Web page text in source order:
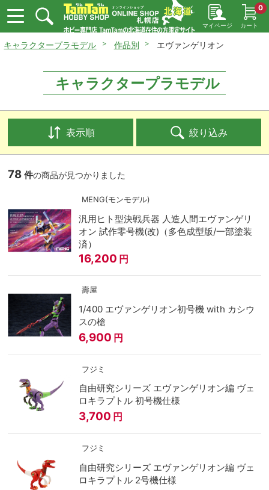
マイページ カート
0
キャラクタープラモデル 作品別 エヴァンゲリオン
キャラクタープラモデル
表示順 絞り込み
78 件の商品が見つかりました
MENG(モンモデル)
汎用ヒト型決戦兵器 人造人間エヴァンゲリ
オン 試作零号機(改)（多色成型版/一部塗装
済）
16,200 円
壽屋
1/400 エヴァンゲリオン初号機 with カシウ
スの槍
6,900 円
フジミ
自由研究シリーズ エヴァンゲリオン編 ヴェ
ロキラプトル 初号機仕様
3,700 円
フジミ
自由研究シリーズ エヴァンゲリオン編 ヴェ
ロキラプトル 2号機仕様